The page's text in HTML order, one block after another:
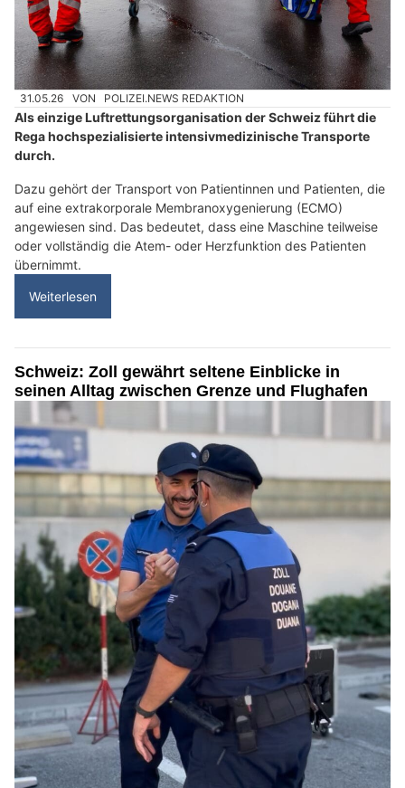
31.05.26 VON POLIZEI.NEWS REDAKTION
Als einzige Luftrettungsorganisation der Schweiz führt die
Rega hochspezialisierte intensivmedizinische Transporte
durch.
Dazu gehört der Transport von Patientinnen und Patienten, die
auf eine extrakorporale Membranoxygenierung (ECMO)
angewiesen sind. Das bedeutet, dass eine Maschine teilweise
oder vollständig die Atem- oder Herzfunktion des Patienten
übernimmt.
Weiterlesen
Schweiz: Zoll gewährt seltene Einblicke in
seinen Alltag zwischen Grenze und Flughafen